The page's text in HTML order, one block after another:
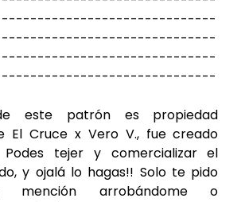
este patrón es propiedad
El Cruce x Vero V., fue creado
Podes tejer y comercializar el
y ojalá lo hagas!! Solo te pido
mención arrobándome o